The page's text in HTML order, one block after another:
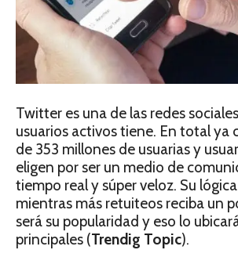
Twitter es una de las redes
usuarios activos tiene. En total ya
de 353 millones de usuarias y
eligen por ser un medio de
tiempo real y súper veloz. Su
mientras más retuiteos reciba un
será su popularidad y eso lo
principales (Trendig Topic).